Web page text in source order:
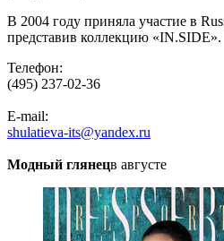
В 2004 году приняла участие в
представив коллекцию «IN.SIDE».
Телефон:
(495) 237-02-36
E-mail:
shulatieva-its@yandex.ru
Модный глянецв августе